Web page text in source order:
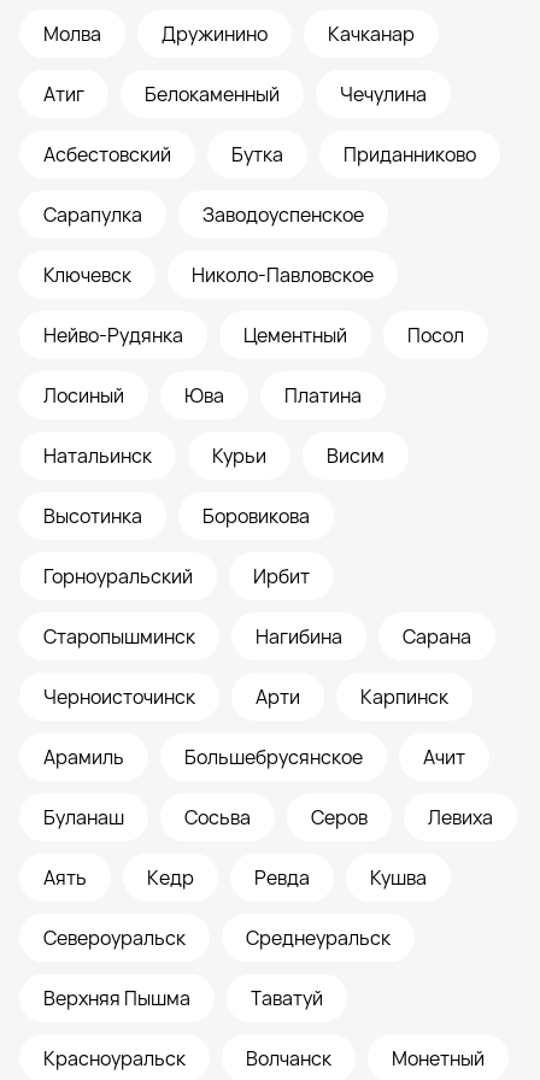
Молва Дружинино Качканар
Атиг Белокаменный Чечулина
Асбестовский Бутка Приданниково
Сарапулка Заводоуспенское
Ключевск Николо-Павловское
Нейво-Рудянка Цементный Посол
Лосиный Юва Платина
Натальинск Курьи Висим
Высотинка Боровикова
Горноуральский Ирбит
Старопышминск Нагибина Сарана
Черноисточинск Арти Карпинск
Арамиль Большебрусянское Ачит
Буланаш Сосьва Серов Левиха
Аять Кедр Ревда Кушва
Североуральск Среднеуральск
Верхняя Пышма Таватуй
Красноуральск Волчанск Монетный